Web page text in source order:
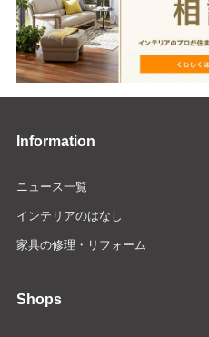
Information
ニュース一覧
インテリアのはなし
家具の修理・リフォーム
Shops